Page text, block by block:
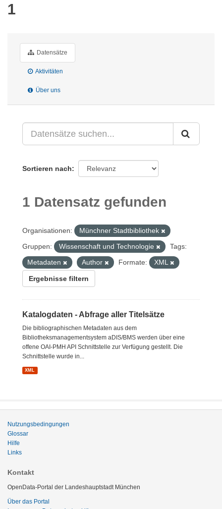
1
Datensätze
Aktivitäten
Über uns
Sortieren nach
1 Datensatz gefunden
Organisationen:
Münchner Stadtbibliothek
Gruppen:
Wissenschaft und Technologie
Tags:
Metadaten
Author Formate: XML
Ergebnisse filtern
Katalogdaten - Abfrage aller Titelsätze
Die bibliographischen Metadaten aus dem
Bibliotheksmanagementsystem aDIS/BMS werden über eine
offene OAI-PMH API Schnittstelle zur Verfügung gestellt. Die
Schnittstelle wurde in...
XML
Nutzungsbedingungen
Glossar
Hilfe
Links
Kontakt
OpenData-Portal der Landeshauptstadt München
Über das Portal